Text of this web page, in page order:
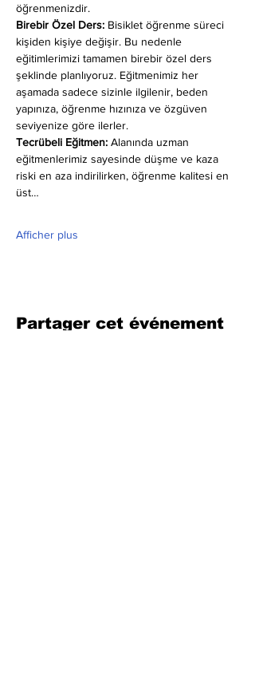
öğrenmenizdir.
Birebir Özel Ders: Bisiklet öğrenme süreci
kişiden kişiye değişir. Bu nedenle
eğitimlerimizi tamamen birebir özel ders
şeklinde planlıyoruz. Eğitmenimiz her
aşamada sadece sizinle ilgilenir, beden
yapınıza, öğrenme hızınıza ve özgüven
seviyenize göre ilerler.
Tecrübeli Eğitmen: Alanında uzman
eğitmenlerimiz sayesinde düşme ve kaza
riski en aza indirilirken, öğrenme kalitesi en
üst…
Afficher plus
Partager cet événement